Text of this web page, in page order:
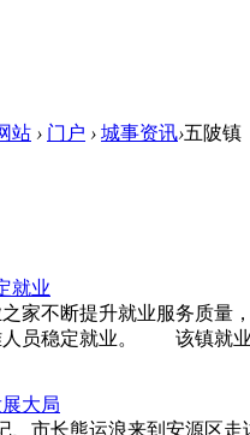
站 › 门户 › 城事资讯›五陂镇
就业
家不断提升就业服务质量
人员稳定就业。 该镇就业
大局
市长熊运浪来到安源区走